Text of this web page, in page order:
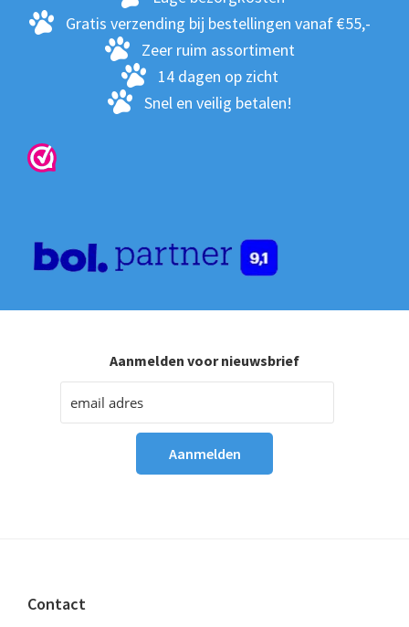
Gratis verzending bij bestellingen vanaf €55,-
Zeer ruim assortiment
14 dagen op zicht
Snel en veilig betalen!
Aanmelden voor nieuwsbrief
Footer
Contact